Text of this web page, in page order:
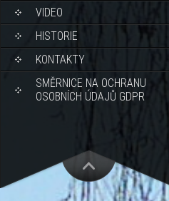
VIDEO
HISTORIE
KONTAKTY
SMĚRNICE NA OCHRANU
OSOBNÍCH ÚDAJŮ GDPR